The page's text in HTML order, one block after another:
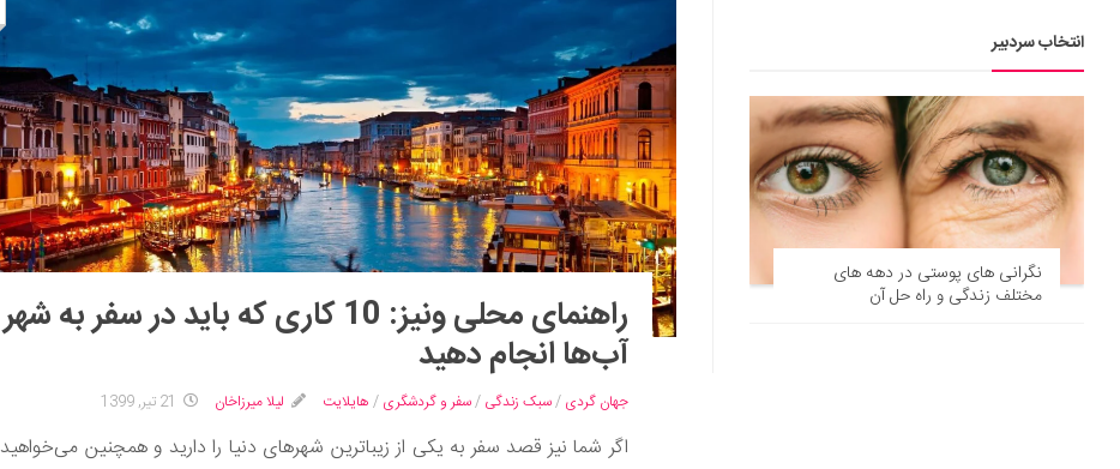
راهنمای محلی ونیز: 10 کاری که باید در سفر به شهر
آب‌ها انجام دهید
جهان گردی /سبک زندگی /سفر و گردشگری / هایلایت لیلا میرزاخان 21 تیر, 1399
اگر شما نیز قصد سفر به یکی از زیباترین شهرهای دنیا را دارید و همچنین می‌خواهید
انتخاب سردبیر
نگرانی های پوستی در دهه‌ های
مختلف زندگی و راه حل آن